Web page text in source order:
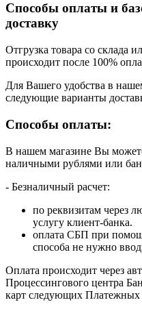
Способы оплаты и
доставку
Отгрузка товара со склада
происходит после 100%
Для Вашего удобства в
следующие варианты
Способы оплаты:
В нашем магазине Вы
наличными рублями или
- Безналичный расчет:
по реквизитам через
услугу клиент-банка.
оплата СБП при
способа не нужно
Оплата происходит через
Процессингового центра
карт следующих Платежных